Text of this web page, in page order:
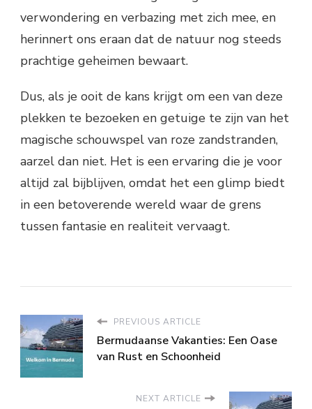
verwondering en verbazing met zich mee, en
herinnert ons eraan dat de natuur nog steeds
prachtige geheimen bewaart.
Dus, als je ooit de kans krijgt om een van deze
plekken te bezoeken en getuige te zijn van het
magische schouwspel van roze zandstranden,
aarzel dan niet. Het is een ervaring die je voor
altijd zal bijblijven, omdat het een glimp biedt
in een betoverende wereld waar de grens
tussen fantasie en realiteit vervaagt.
PREVIOUS ARTICLE
Bermudaanse Vakanties: Een Oase
van Rust en Schoonheid
NEXT ARTICLE